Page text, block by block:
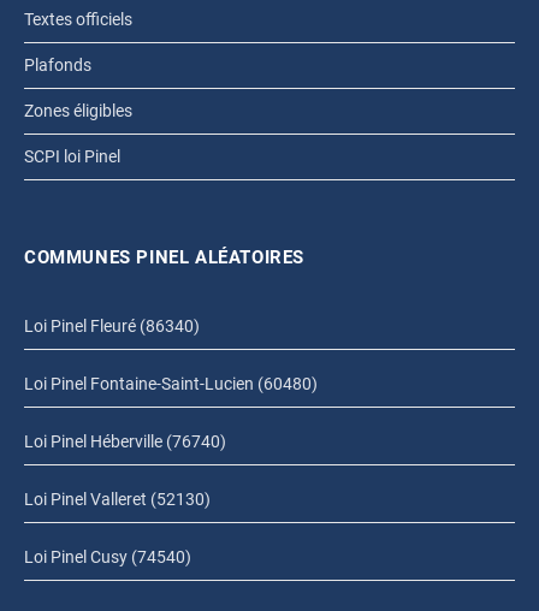
Textes officiels
Plafonds
Zones éligibles
SCPI loi Pinel
COMMUNES PINEL ALÉATOIRES
Loi Pinel Fleuré (86340)
Loi Pinel Fontaine-Saint-Lucien (60480)
Loi Pinel Héberville (76740)
Loi Pinel Valleret (52130)
Loi Pinel Cusy (74540)